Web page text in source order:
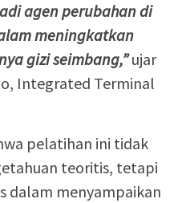
agen perubahan di
meningkatkan
gizi seimbang,”ujar
Integrated Terminal
pelatihan ini tidak
teoritis, tetapi
dalam menyampaikan